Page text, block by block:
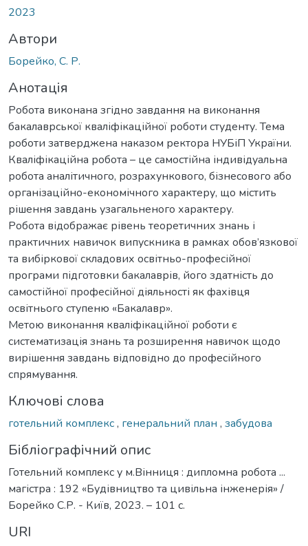
2023
Автори
Борейко, С. Р.
Анотація
Робота виконана згідно завдання на виконання
бакалаврської кваліфікаційної роботи студенту. Тема
роботи затверджена наказом ректора НУБіП України.
Кваліфікаційна робота – це самостійна індивідуальна
робота аналітичного, розрахункового, бізнесового або
організаційно-економічного характеру, що містить
рішення завдань узагальненого характеру.
Робота відображає рівень теоретичних знань і
практичних навичок випускника в рамках обов’язкової
та вибіркової складових освітньо-професійної
програми підготовки бакалаврів, його здатність до
самостійної професійної діяльності як фахівця
освітнього ступеню «Бакалавр».
Метою виконання кваліфікаційної роботи є
систематизація знань та розширення навичок щодо
вирішення завдань відповідно до професійного
спрямування.
Ключові слова
готельний комплекс, генеральний план , забудова
Бібліографічний опис
Готельний комплекс у м.Вінниця : дипломна робота ...
магістра : 192 «Будівництво та цивільна інженерія» /
Борейко С.Р. - Київ, 2023. – 101 с.
URI